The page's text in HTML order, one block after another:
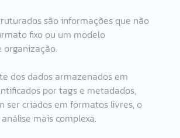
são informações que não
fixo ou um modelo
dos dados armazenados em
por tags e metadados,
ser criados em formatos livres, o
mais complexa.